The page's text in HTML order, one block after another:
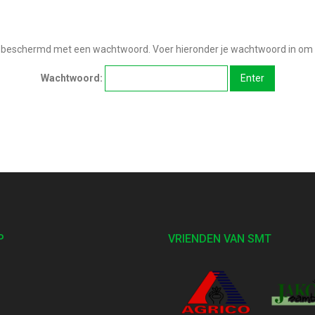
met een wachtwoord. Voer hieronder je wachtwoord in om
Wachtwoord:
VRIENDEN VAN SMT